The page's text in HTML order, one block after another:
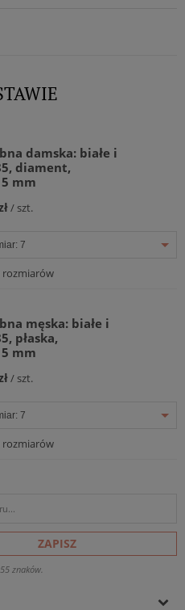
damska: białe i
diament,
mm
/ szt.
7
męska: białe i
płaska,
mm
/ szt.
7
ZAPISZ
znaków.